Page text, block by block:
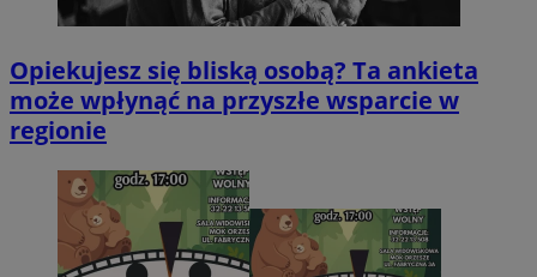
Opiekujesz się bliską osobą? Ta ankieta
może wpłynąć na przyszłe wsparcie w
regionie